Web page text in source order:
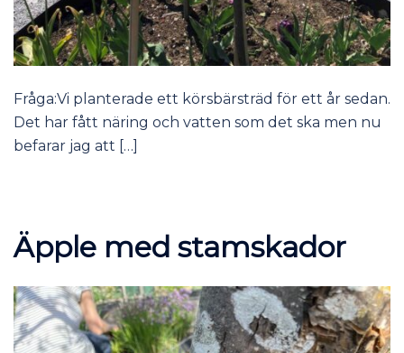
Fråga:Vi planterade ett körsbärsträd för ett år sedan.
Det har fått näring och vatten som det ska men nu
befarar jag att […]
Äpple med stamskador